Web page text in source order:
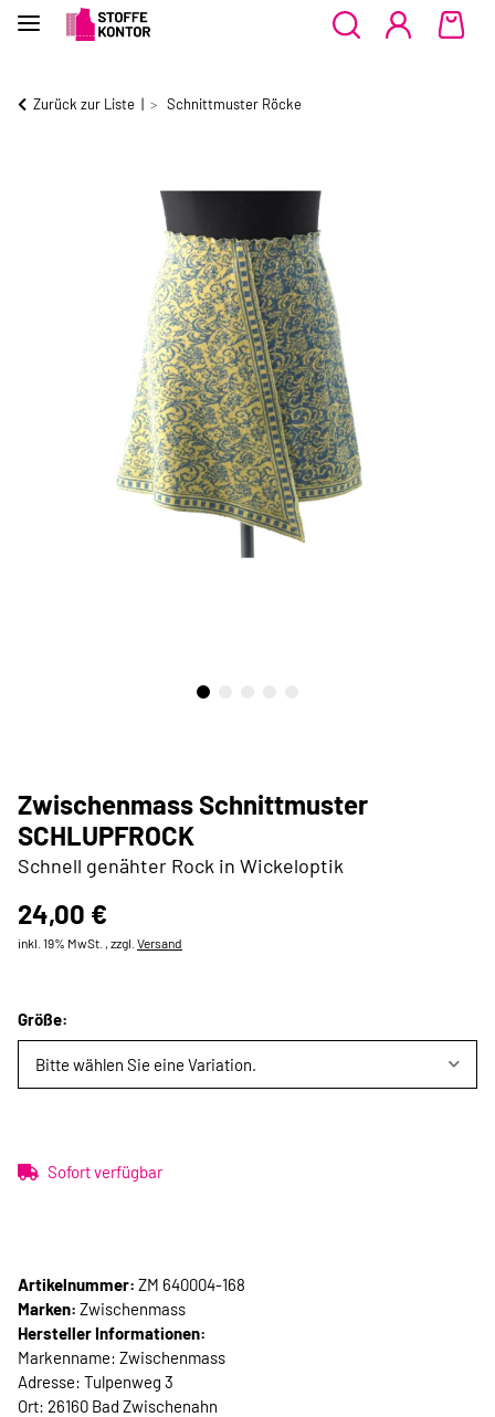
Zurück zur Liste Schnittmuster Röcke
Zwischenmass Schnittmuster
SCHLUPFROCK
Schnell genähter Rock in Wickeloptik
24,00 €
inkl. 19% MwSt. , zzgl. Versand
Größe:
Bitte wählen Sie eine Variation.
Sofort verfügbar
Artikelnummer: ZM 640004-168
Marken: Zwischenmass
Hersteller Informationen:
Markenname: Zwischenmass
Adresse: Tulpenweg 3
Ort: 26160 Bad Zwischenahn